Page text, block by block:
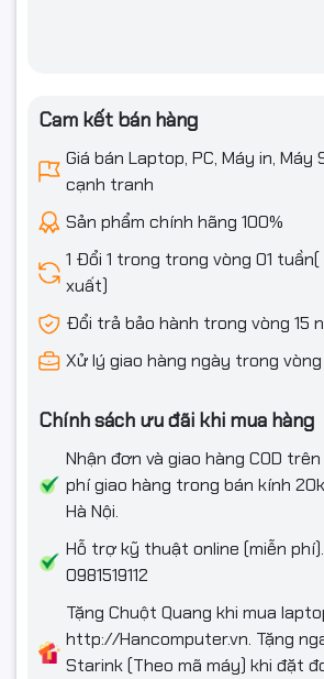
Cam kết bán hàng
Giá bán Laptop, PC, Máy in, Máy
cạnh tranh
Sản phẩm chính hãng 100%
1 Đổi 1 trong trong vòng 01
xuất)
Đổi trả bảo hành trong vòng 15
Xử lý giao hàng ngày trong
Chính sách ưu đãi khi mua hàng
Nhận đơn và giao hàng COD
phí giao hàng trong bán kính
Hà Nội.
Hỗ trợ kỹ thuật online (miễn
0981519112
Tặng Chuột Quang khi mua
http://Hancomputer.vn. Tặng
Starink (Theo mã máy) khi đặt
Phụ kiện Bàn phím, chuột chọn thêm
Kiểu dáng Mini Tower
Trọng lượng
Bảo hành Bảo hành 3 năm